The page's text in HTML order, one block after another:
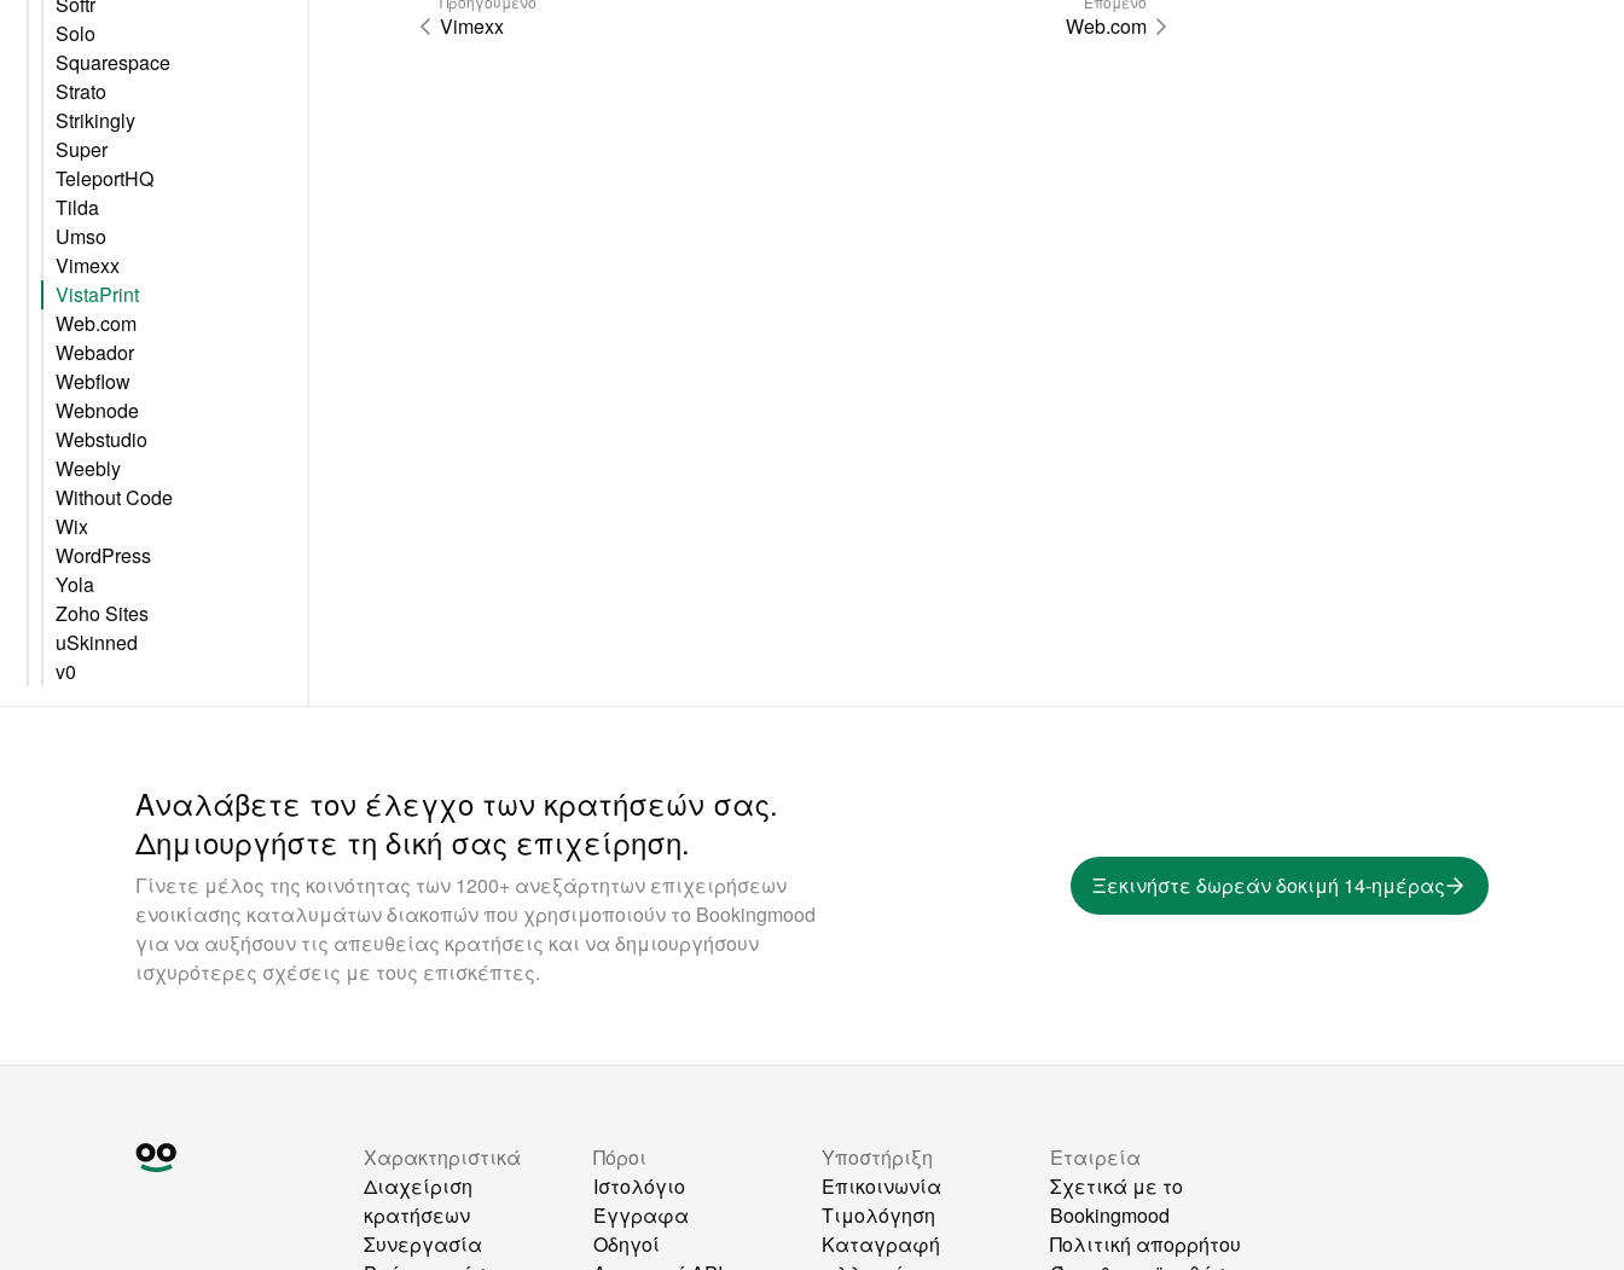
Solo
Squarespace
Strato
Strikingly
Super
TeleportHQ
Tilda
Umso
Vimexx
VistaPrint
Web.com
Webador
Webflow
Webnode
Webstudio
Weebly
Without Code
Wix
WordPress
Yola
Zoho Sites
uSkinned
v0
Vimexx Web.com
Αναλάβετε τον έλεγχο των κρατήσεών σας.
Δημιουργήστε τη δική σας επιχείρηση.
Γίνετε μέλος της κοινότητας των 1200+ ανεξάρτητων επιχειρήσεων
ενοικίασης καταλυμάτων διακοπών που χρησιμοποιούν το Bookingmood
για να αυξήσουν τις απευθείας κρατήσεις και να δημιουργήσουν
ισχυρότερες σχέσεις με τους επισκέπτες.
Ξεκινήστε δωρεάν δοκιμή 14-ημέρας
Χαρακτηριστικά
Διαχείριση
κρατήσεων
Συνεργασία
Πόροι
Ιστολόγιο
Έγγραφα
Οδηγοί
Υποστήριξη
Επικοινωνία
Τιμολόγηση
Καταγραφή
Εταιρεία
Σχετικά με το
Bookingmood
Πολιτική απορρήτου